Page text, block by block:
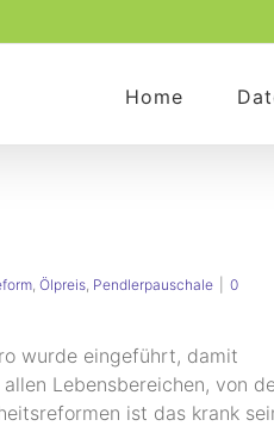
Home
, Ölpreis, Pendlerpauschale
0
wurde eingeführt, damit
Lebensbereichen, von
ist das krank